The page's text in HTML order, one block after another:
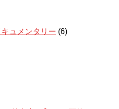
ュメンタリー (6)